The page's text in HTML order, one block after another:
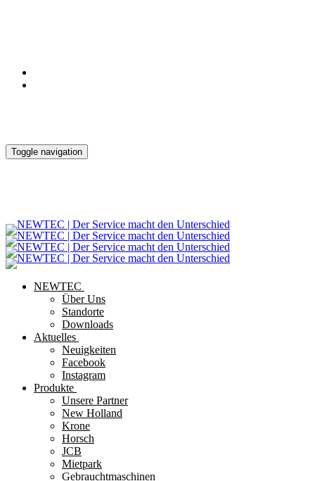
Toggle navigation
NEWTEC
Über Uns
Standorte
Downloads
Aktuelles
Neuigkeiten
Facebook
Instagram
Produkte
Unsere Partner
New Holland
Krone
Horsch
JCB
Mietpark
Gebrauchtmaschinen